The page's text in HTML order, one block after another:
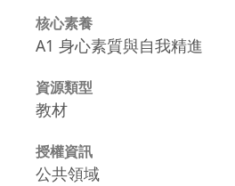
核心素養
A1 身心素質與自我精進
資源類型
教材
授權資訊
公共領域